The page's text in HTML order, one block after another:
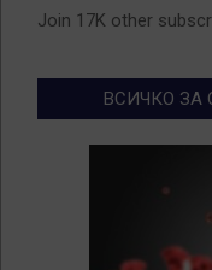
Join 17K other
ВСИЧКО ЗА